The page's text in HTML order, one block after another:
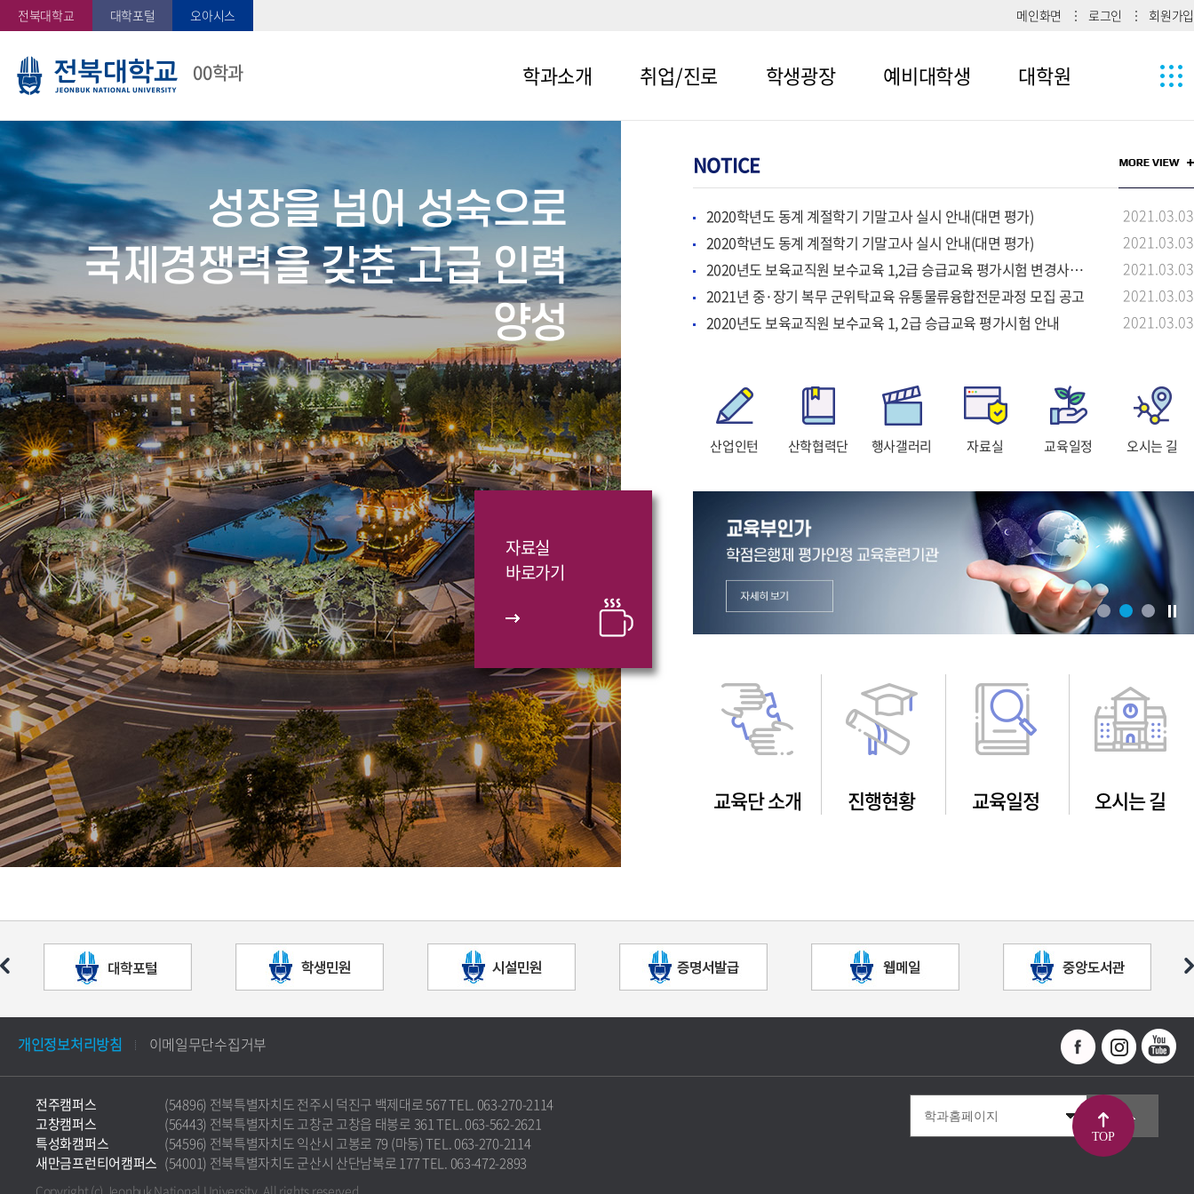
전북대학교 대학포털 오아시스 메인화면 로그인 회원가입
00학과 학과소개
메뉴1-2
취업/진로 학생광장
메뉴3-2
예비대학생
메뉴4-2
메뉴4-3
대학원
성장을 넘어 성숙으로
국제경쟁력을 갖춘 고급 인력
양성
자료실
바로가기
2020학년도 동계 계절학기 기말고사 실시 안내(대면 평가)
2021.03.03
2020학년도 동계 계절학기 기말고사 실시 안내(대면 평가)
2021.03.03
2020년도 보육교직원 보수교육 1,2급 승급교육 평가시험 변경사항 안내
2021.03.03
2021년 중·장기 복무 군위탁교육 유통물류융합전문과정 모집 공고
2021.03.03
2020년도 보육교직원 보수교육 1, 2급 승급교육 평가시험 안내
2021.03.03
산업인턴 산학협력단 행사갤러리 자료실 교육일정 오시는 길
교육단 소개 진행현황 교육일정 오시는 길
개인정보처리방침 이메일무단수집거부
전주캠퍼스
(54896) 전북특별자치도 전주시 덕진구 백제대로 567 TEL. 063-270-2114
고창캠퍼스
(56443) 전북특별자치도 고창군 고창읍 태봉로 361 TEL. 063-562-2621
특성화캠퍼스
(54596) 전북특별자치도 익산시 고봉로 79 (마동) TEL. 063-270-2114
새만금프런티어캠퍼스 (54001) 전북특별자치도 군산시 산단남북로 177 TEL. 063-472-2893
Copyright (c) Jeonbuk National University. All rights reserved.
TOP